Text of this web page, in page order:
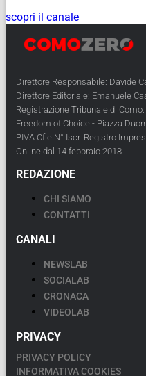
scopri il canale
Direttore Responsabile: Davide
Direttore Editoriale: Emanuele
Registrazione Tribunale di
Freedom of Choice - Piazza
PIVA Cf e N° Iscr. Registro
Online dal 14 febbraio 2018
REDAZIONE
CHI SIAMO
CONTATTI
CANALI
NEWSLAB
SOCIALAB
CRONACA
VIDEOLAB
PRIVACY
PRIVACY POLICY
INFORMATIVA COOKIES